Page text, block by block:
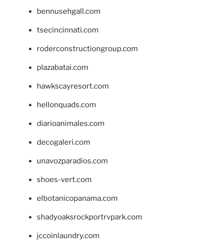
bennusehgall.com
tsecincinnati.com
roderconstructiongroup.com
plazabatai.com
hawkscayresort.com
hellonquads.com
diarioanimales.com
decogaleri.com
unavozparadios.com
shoes-vert.com
elbotanicopanama.com
shadyoaksrockportrvpark.com
jccoinlaundry.com